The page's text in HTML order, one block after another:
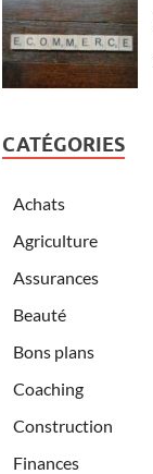
CATÉGORIES
Achats
Agriculture
Assurances
Beauté
Bons plans
Coaching
Construction
Finances